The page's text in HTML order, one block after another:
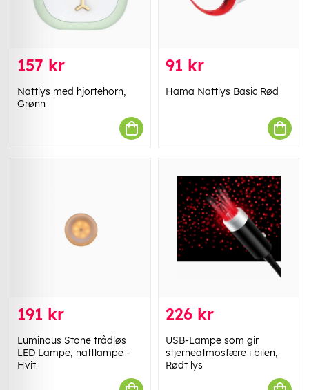
157 kr
Nattlys med hjortehorn,
Grønn
91 kr
Hama Nattlys Basic Rød
191 kr
Luminous Stone trådløs
LED Lampe, nattlampe -
Hvit
226 kr
USB-Lampe som gir
stjerneatmosfære i bilen,
Rødt lys